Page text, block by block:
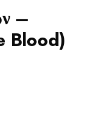
–
Blood)